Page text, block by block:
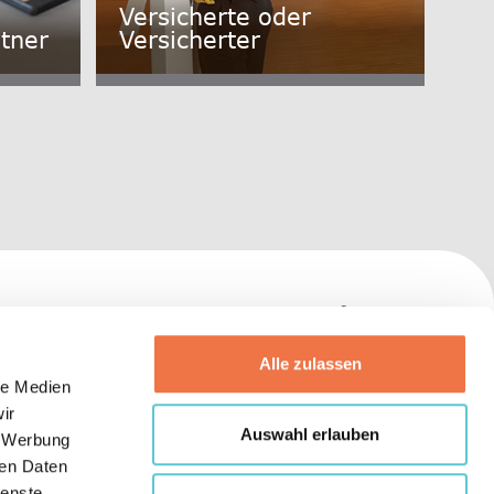
Medien
Daten
Alle zulassen
Auswahl erlauben
Versicherte oder
Versicherter
Impressum
Datenschutz